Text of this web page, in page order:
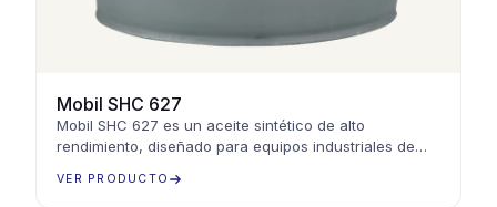
Mobil SHC 627
Mobil SHC 627 es un aceite sintético de alto
rendimiento, diseñado para equipos industriales de
protección
VER PRODUCTO